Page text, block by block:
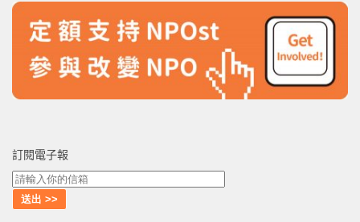
訂閱電子報